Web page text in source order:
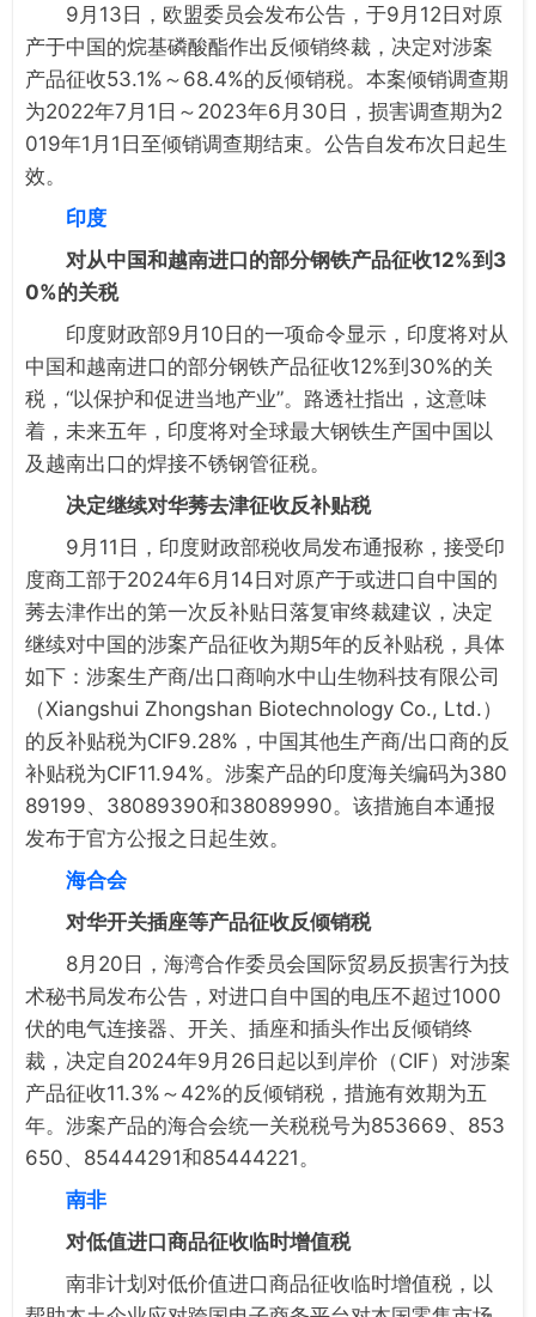
9月13日，欧盟委员会发布公告，于9月12日对原
产于中国的烷基磷酸酯作出反倾销终裁，决定对涉案
产品征收53.1%～68.4%的反倾销税。本案倾销调查期
为2022年7月1日～2023年6月30日，损害调查期为2
019年1月1日至倾销调查期结束。公告自发布次日起生
效。
印度
对从中国和越南进口的部分钢铁产品征收12%到3
0%的关税
印度财政部9月10日的一项命令显示，印度将对从
中国和越南进口的部分钢铁产品征收12%到30%的关
税，“以保护和促进当地产业”。路透社指出，这意味
着，未来五年，印度将对全球最大钢铁生产国中国以
及越南出口的焊接不锈钢管征税。
决定继续对华莠去津征收反补贴税
9月11日，印度财政部税收局发布通报称，接受印
度商工部于2024年6月14日对原产于或进口自中国的
莠去津作出的第一次反补贴日落复审终裁建议，决定
继续对中国的涉案产品征收为期5年的反补贴税，具体
如下：涉案生产商/出口商响水中山生物科技有限公司
（Xiangshui Zhongshan Biotechnology Co., Ltd.）
的反补贴税为CIF9.28%，中国其他生产商/出口商的反
补贴税为CIF11.94%。涉案产品的印度海关编码为380
89199、38089390和38089990。该措施自本通报
发布于官方公报之日起生效。
海合会
对华开关插座等产品征收反倾销税
8月20日，海湾合作委员会国际贸易反损害行为技
术秘书局发布公告，对进口自中国的电压不超过1000
伏的电气连接器、开关、插座和插头作出反倾销终
裁，决定自2024年9月26日起以到岸价（CIF）对涉案
产品征收11.3%～42%的反倾销税，措施有效期为五
年。涉案产品的海合会统一关税税号为853669、853
650、85444291和85444221。
南非
对低值进口商品征收临时增值税
南非计划对低价值进口商品征收临时增值税，以